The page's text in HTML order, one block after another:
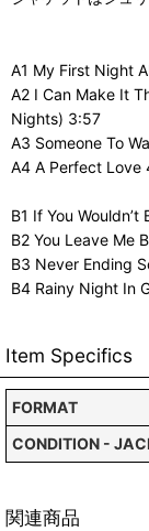
A1 My First Night
A2 I Can Make It
Nights) 3:57
A3 Someone To
A4 A Perfect Love
B1 If You
B2 You Leave Me
B3 Never Ending
B4 Rainy Night In
Item Specifics
FORMAT
CONDITION -
関連商品